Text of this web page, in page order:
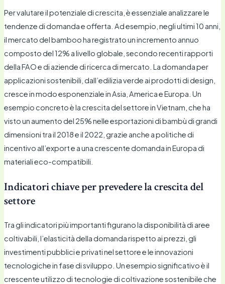
Per valutare il potenziale di crescita, è essenziale analizzare le
tendenze di domanda e offerta. Ad esempio, negli ultimi 10 anni,
il mercato del bamboo ha registrato un incremento annuo
composto del 12% a livello globale, secondo recenti rapporti
della FAO e di aziende di ricerca di mercato. La domanda per
applicazioni sostenibili, dall’edilizia verde ai prodotti di design,
cresce in modo esponenziale in Asia, America e Europa. Un
esempio concreto è la crescita del settore in Vietnam, che ha
visto un aumento del 25% nelle esportazioni di bambù di grandi
dimensioni tra il 2018 e il 2022, grazie anche a politiche di
incentivo all’export e a una crescente domanda in Europa di
materiali eco-compatibili.
Indicatori chiave per prevedere la crescita del
settore
Tra gli indicatori più importanti figurano la disponibilità di aree
coltivabili, l’elasticità della domanda rispetto ai prezzi, gli
investimenti pubblici e privati nel settore e le innovazioni
tecnologiche in fase di sviluppo. Un esempio significativo è il
crescente utilizzo di tecnologie di coltivazione sostenibile che